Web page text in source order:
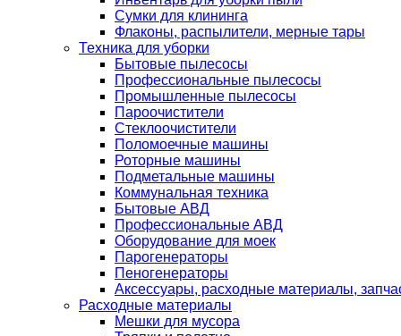
Сумки для клининга
Флаконы, распылители, мерные тары
Техника для уборки
Бытовые пылесосы
Профессиональные пылесосы
Промышленные пылесосы
Пароочистители
Стеклоочистители
Поломоечные машины
Роторные машины
Подметальные машины
Коммунальная техника
Бытовые АВД
Профессиональные АВД
Оборудование для моек
Парогенераторы
Пеногенераторы
Аксессуары, расходные материалы,
Расходные материалы
Мешки для мусора